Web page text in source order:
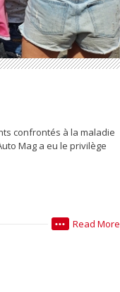
confrontés à la maladie
Mag a eu le privilège
Read More
•••